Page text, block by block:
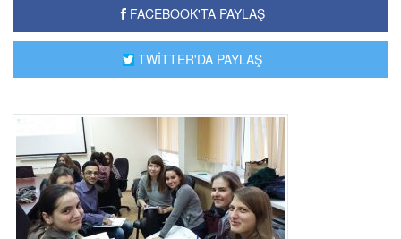
FACEBOOK'TA PAYLAŞ
TWİTTER'DA PAYLAŞ